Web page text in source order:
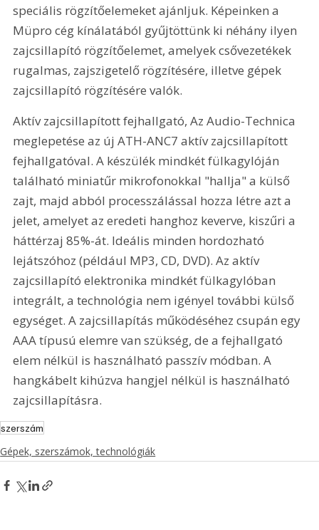
speciális rögzítőelemeket ajánljuk. Képeinken a
Müpro cég kínálatából gyűjtöttünk ki néhány ilyen
zajcsillapító rögzítőelemet, amelyek csővezetékek
rugalmas, zajszigetelő rögzítésére, illetve gépek
zajcsillapító rögzítésére valók.
Aktív zajcsillapított fejhallgató, Az Audio-Technica
meglepetése az új ATH-ANC7 aktív zajcsillapított
fejhallgatóval. A készülék mindkét fülkagylóján
található miniatűr mikrofonokkal "hallja" a külső
zajt, majd abból processzálással hozza létre azt a
jelet, amelyet az eredeti hanghoz keverve, kiszűri a
háttérzaj 85%-át. Ideális minden hordozható
lejátszóhoz (például MP3, CD, DVD). Az aktív
zajcsillapító elektronika mindkét fülkagylóban
integrált, a technológia nem igényel további külső
egységet. A zajcsillapítás működéséhez csupán egy
AAA típusú elemre van szükség, de a fejhallgató
elem nélkül is használható passzív módban. A
hangkábelt kihúzva hangjel nélkül is használható
zajcsillapításra.
szerszám
Gépek, szerszámok, technológiák